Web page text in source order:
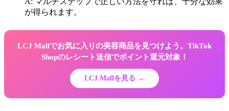
が得られます。
LCJ Mallでお気に入りの美容商品を見つけよう。TikTok
Shopのレシート送信でポイント還元対象！
LCJ Mallを見る →